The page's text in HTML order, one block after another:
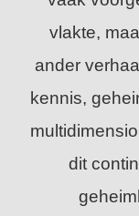
vlakte,
ander
kennis,
dit